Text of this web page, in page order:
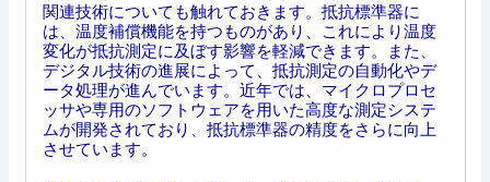
関連技術についても触れておきます。抵抗標準器に
は、温度補償機能を持つものがあり、これにより温度
変化が抵抗測定に及ぼす影響を軽減できます。また、
デジタル技術の進展によって、抵抗測定の自動化やデ
ータ処理が進んでいます。近年では、マイクロプロセ
ッサや専用のソフトウェアを用いた高度な測定システ
ムが開発されており、抵抗標準器の精度をさらに向上
させています。